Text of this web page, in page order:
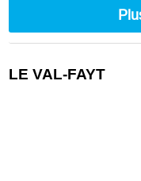
LE VAL-FAYT